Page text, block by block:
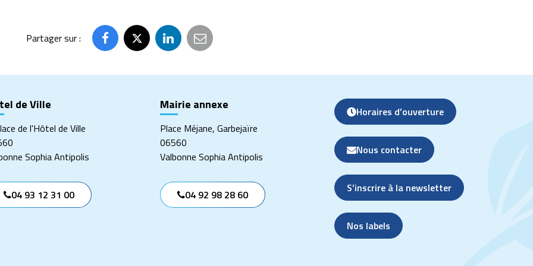
Partager sur :
PartagerPartagerPartagerPartager
de Ville
de l'Hôtel de Ville
Sophia Antipolis
04 93 12 31 00
Mairie annexe
Place Méjane, Garbejaïre
06560
Valbonne Sophia Antipolis
04 92 98 28 60
Horaires d’ouverture
Nous contacter
S’inscrire à la newsletter
Nos labels